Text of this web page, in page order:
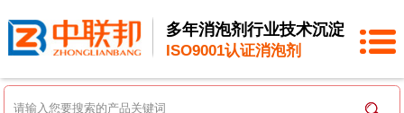
多年消泡剂行业技术沉淀
ISO9001认证消泡剂